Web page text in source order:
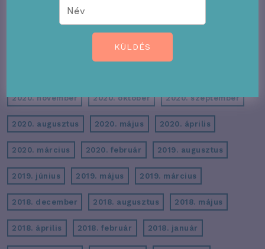
2021. május
2020. november 2020. október 2020. szeptember
2020. augusztus 2020. május 2020. április
2020. március 2020. február 2019. augusztus
2019. június 2019. május 2019. március
2018. december 2018. augusztus 2018. május
2018. április 2018. február 2018. január
KÜLDÉS